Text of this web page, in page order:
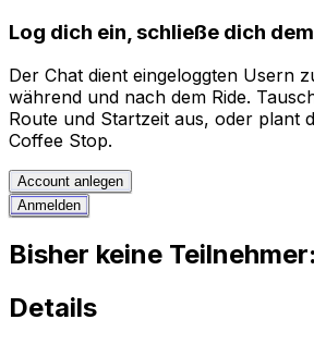
Log dich ein, schließe dich
Der Chat dient eingeloggten Usern
während und nach dem Ride.
Route und Startzeit aus, oder plant
Coffee Stop.
Account anlegen
Anmelden
Bisher keine
Details